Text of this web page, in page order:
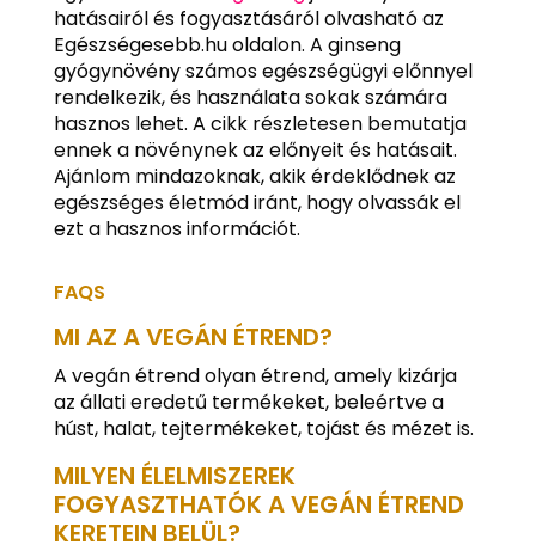
hatásairól és fogyasztásáról olvasható az
Egészségesebb.hu oldalon. A ginseng
gyógynövény számos egészségügyi előnnyel
rendelkezik, és használata sokak számára
hasznos lehet. A cikk részletesen bemutatja
ennek a növénynek az előnyeit és hatásait.
Ajánlom mindazoknak, akik érdeklődnek az
egészséges életmód iránt, hogy olvassák el
ezt a hasznos információt.
FAQS
MI AZ A VEGÁN ÉTREND?
A vegán étrend olyan étrend, amely kizárja
az állati eredetű termékeket, beleértve a
húst, halat, tejtermékeket, tojást és mézet is.
MILYEN ÉLELMISZEREK
FOGYASZTHATÓK A VEGÁN ÉTREND
KERETEIN BELÜL?